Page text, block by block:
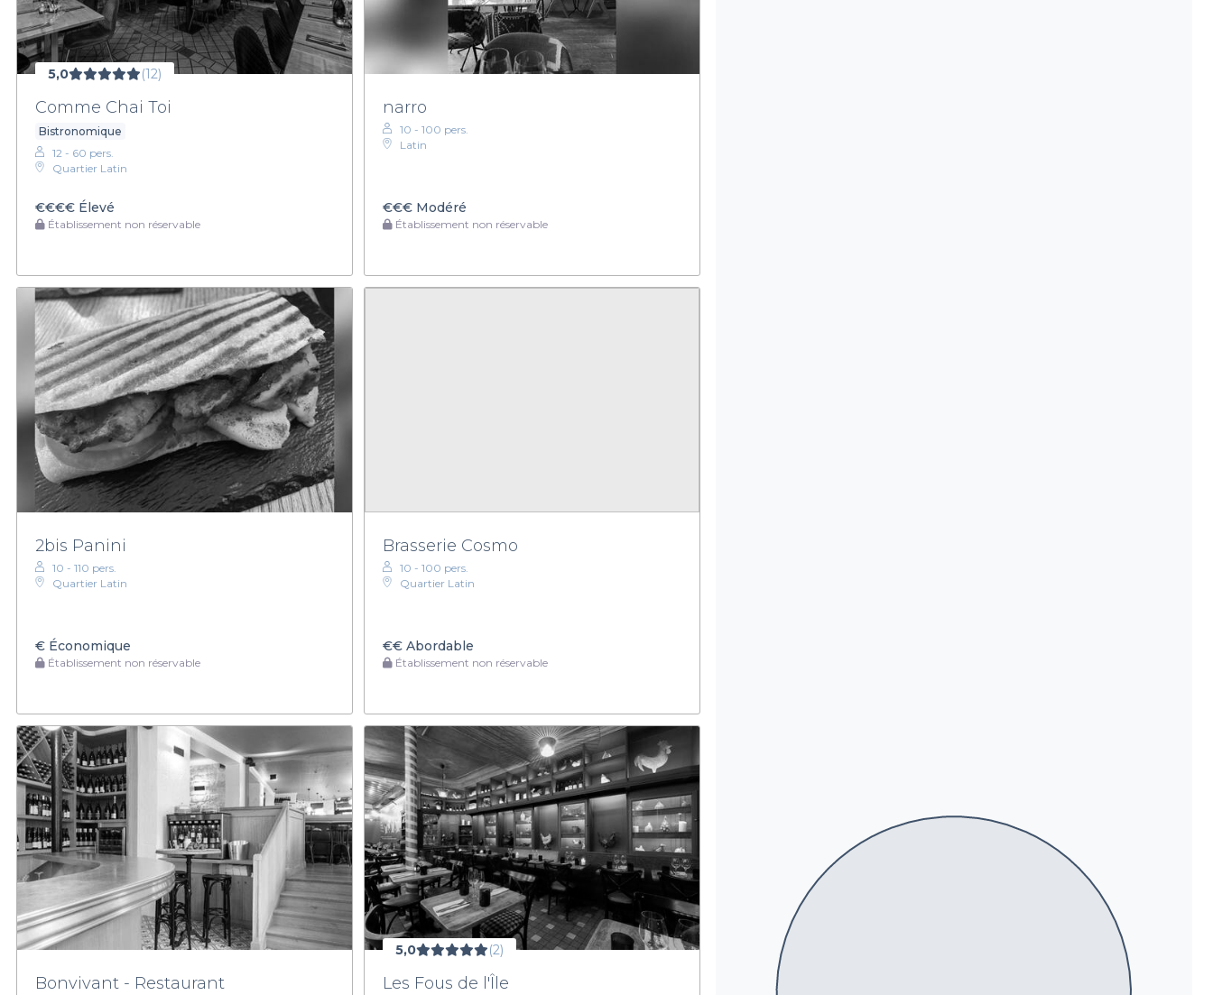
5,0 (12)
Comme Chai Toi
Bistronomique
12 - 60 pers.
Quartier Latin
€€€€ Élevé
Établissement non réservable
narro
10 - 100 pers.
Latin
€€€Modéré
Établissement non réservable
2bis Panini
10 - 110 pers.
Quartier Latin
€ Économique
Établissement non réservable
Brasserie Cosmo
10 - 100 pers.
Quartier Latin
€€Abordable
Établissement non réservable
Bonvivant - Restaurant
5,0 (2)
Les Fous de l'Île